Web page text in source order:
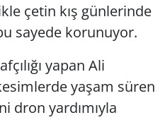
çetin kış günlerinde
sayede korunuyor.
yapan Ali
yaşam süren
dron yardımıyla